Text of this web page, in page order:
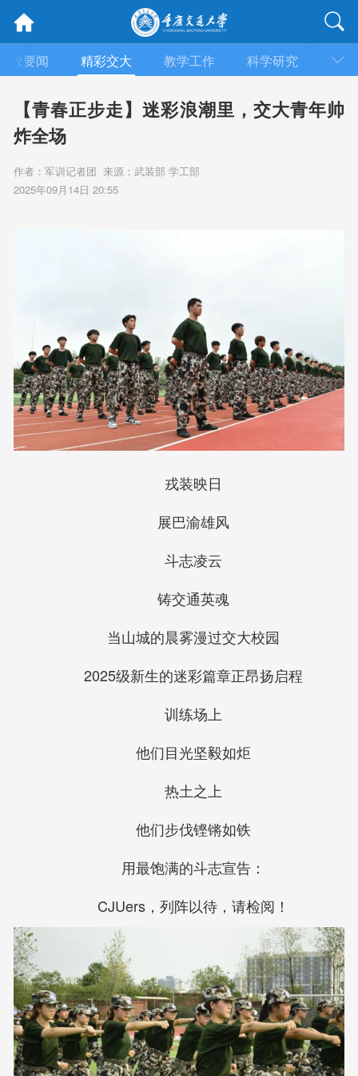
政要闻 精彩交大 教学工作 科学研究 合
【青春正步走】迷彩浪潮里，交大青年帅
炸全场
作者：军训记者团 来源：武装部 学工部
2025年09月14日 20:55
戎装映日
展巴渝雄风
斗志凌云
铸交通英魂
当山城的晨雾漫过交大校园
2025级新生的迷彩篇章正昂扬启程
训练场上
他们目光坚毅如炬
热土之上
他们步伐铿锵如铁
用最饱满的斗志宣告：
CJUers，列阵以待，请检阅！